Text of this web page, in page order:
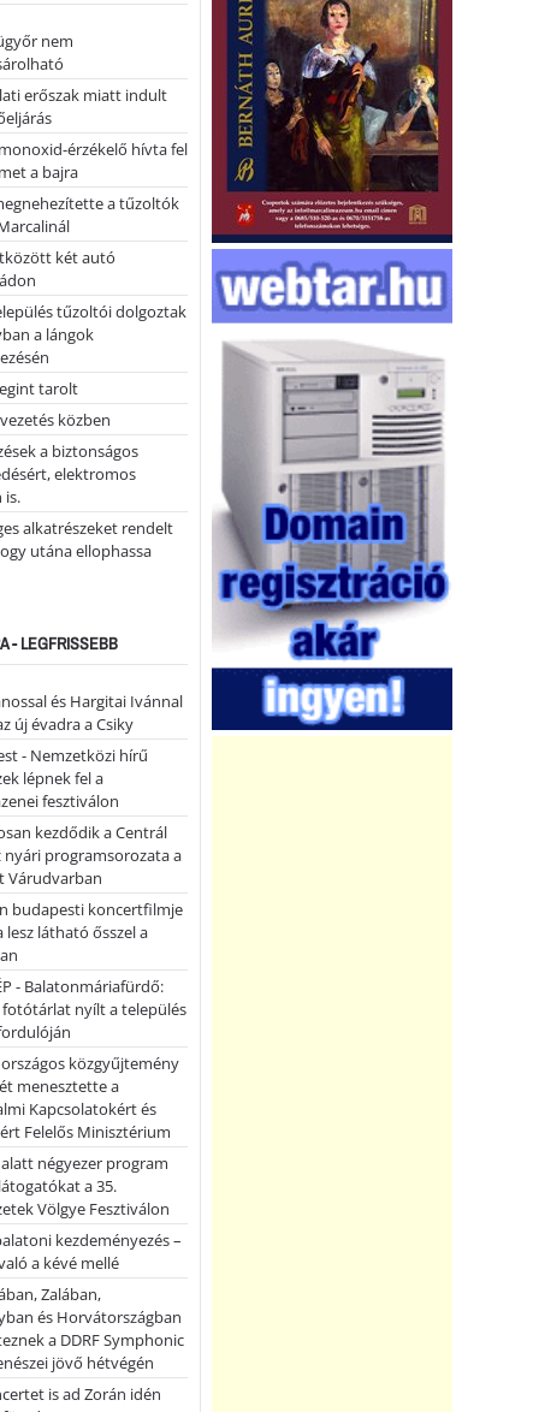
nem
erőszak miatt indult
érzékelő hívta fel
a bajra
a tűzoltók
két autó
tűzoltói dolgoztak
a lángok
tarolt
közben
a biztonságos
elektromos
is.
alkatrészeket rendelt
utána ellophassa
- LEGFRISSEBB
és Hargitai Ivánnal
új évadra a Csiky
- Nemzetközi hírű
lépnek fel a
fesztiválon
kezdődik a Centrál
nyári programsorozata a
Várudvarban
budapesti koncertfilmje
lesz látható ősszel a
- Balatonmáriafürdő:
nyílt a település
közgyűjtemény
menesztette a
Kapcsolatokért és
Felelős Minisztérium
négyezer program
a 35.
Völgye Fesztiválon
kezdeményezés –
a kévé mellé
Zalában,
és Horvátországban
a DDRF Symphonic
jövő hétvégén
is ad Zorán idén